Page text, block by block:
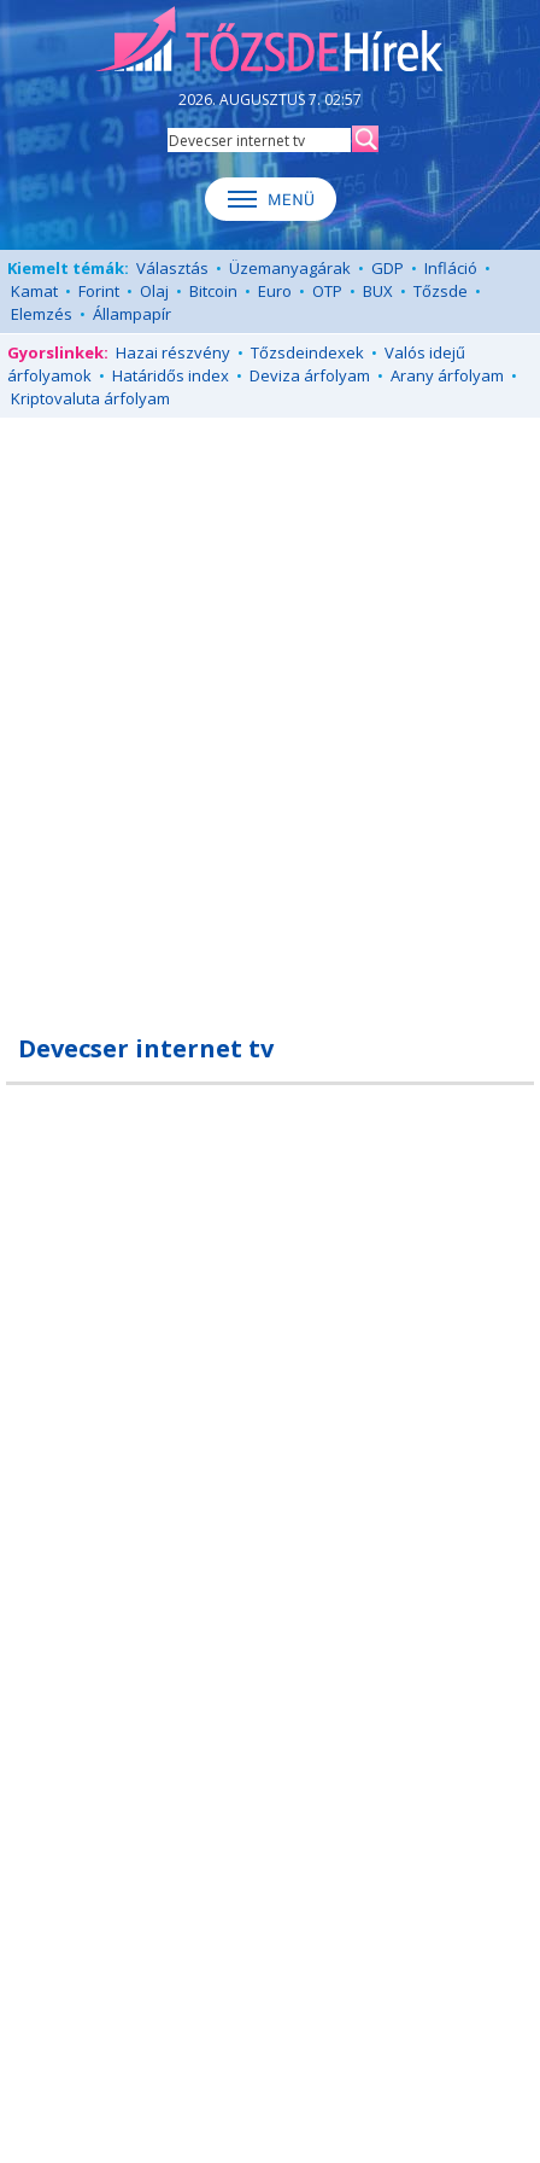
2026. AUGUSZTUS 7. 02:57
Kiemelt témák: Választás • Üzemanyagárak • GDP • Infláció •
Kamat • Forint • Olaj • Bitcoin • Euro • OTP • BUX • Tőzsde •
Elemzés • Állampapír
Gyorslinkek: Hazai részvény • Tőzsdeindexek • Valós idejű
árfolyamok • Határidős index • Deviza árfolyam • Arany árfolyam •
Kriptovaluta árfolyam
Devecser internet tv